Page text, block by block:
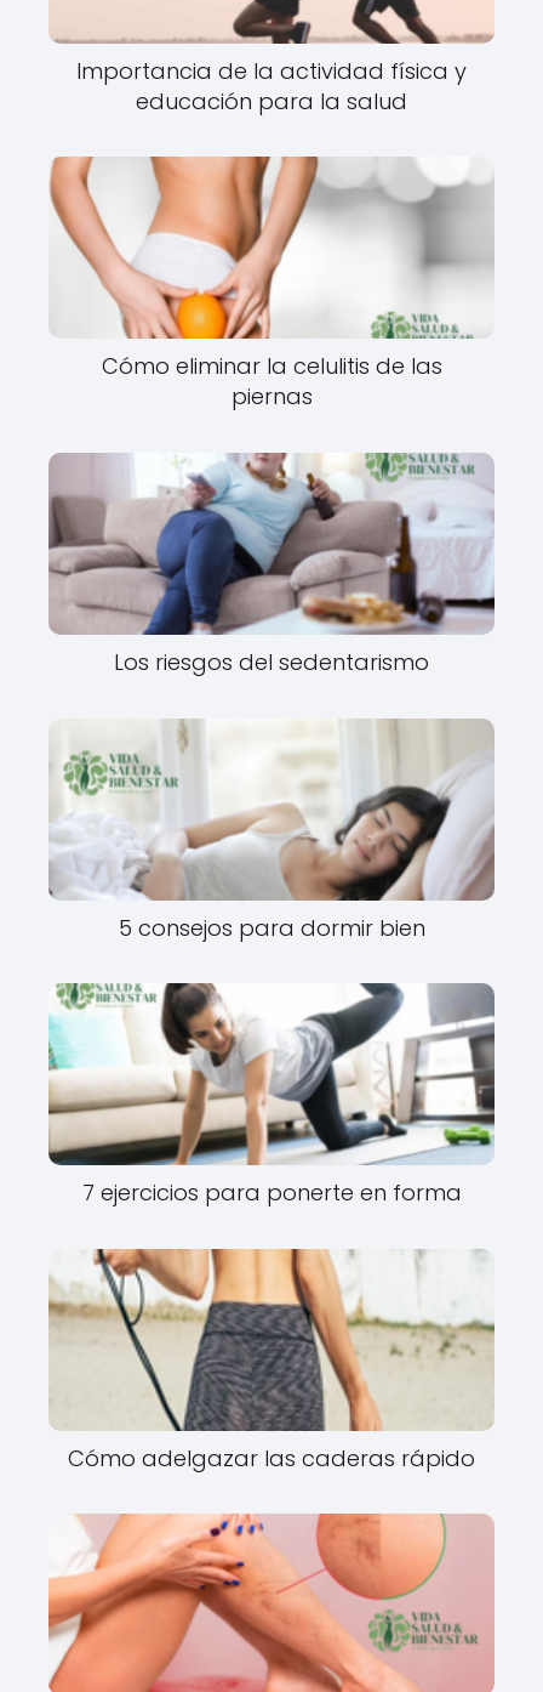
Importancia de la actividad física y
educación para la salud
Cómo eliminar la celulitis de las
piernas
Los riesgos del sedentarismo
5 consejos para dormir bien
7 ejercicios para ponerte en forma
Cómo adelgazar las caderas rápido